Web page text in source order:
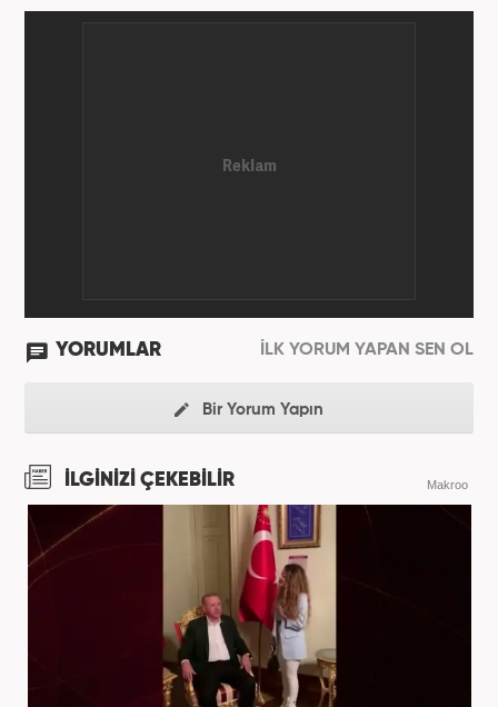
YORUMLAR İLK YORUM YAPAN SEN OL
Bir Yorum Yapın
İLGİNİZİ ÇEKEBİLİR Makroo